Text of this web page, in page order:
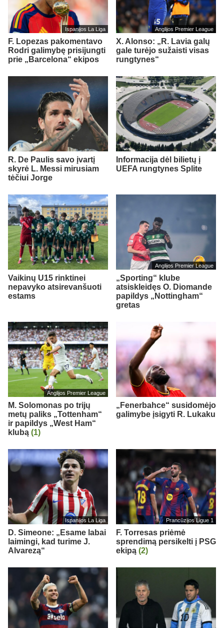
Ispanijos La Liga
F. Lopezas pakomentavo
Rodri galimybę prisijungti
prie „Barcelona“ ekipos
Anglijos Premier League
X. Alonso: „R. Lavia galų
gale turėjo sužaisti visas
rungtynes“
R. De Paulis savo įvartį
skyrė L. Messi mirusiam
tėčiui Jorge
Informacija dėl bilietų į
UEFA rungtynes Splite
Vaikinų U15 rinktinei
nepavyko atsirevanšuoti
estams
Anglijos Premier League
„Sporting“ klube
atsiskleidęs O. Diomande
papildys „Nottingham“
gretas
Anglijos Premier League
M. Solomonas po trijų
metų paliks „Tottenham“
ir papildys „West Ham“
klubą (1)
„Fenerbahce“ susidomėjo
galimybe įsigyti R. Lukaku
Ispanijos La Liga
D. Simeone: „Esame labai
laimingi, kad turime J.
Alvarezą“
Prancūzijos Ligue 1
F. Torresas priėmė
sprendimą persikelti į PSG
ekipą (2)